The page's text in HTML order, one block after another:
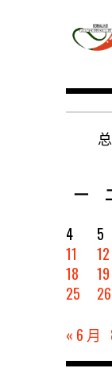
一
4
5
11
12
18
19
25
26
« 6 月